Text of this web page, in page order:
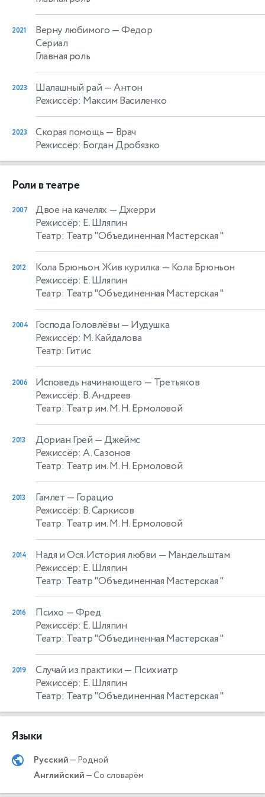
2021 Верну любимого — Федор
Сериал
Главная роль
2023 Шалашный рай — Антон
Режиссёр: Максим Василенко
2023 Скорая помощь — Врач
Режиссёр: Богдан Дробязко
Роли в театре
2007 Двое на качелях — Джерри
Режиссёр: Е. Шляпин
Театр: Театр "Объединенная Мастерская "
2012 Кола Брюньон. Жив курилка — Кола Брюньон
Режиссёр: Е. Шляпин
Театр: Театр "Объединенная Мастерская "
2004 Господа Головлёвы — Иудушка
Режиссёр: М. Кайдалова
Театр: Гитис
2006 Исповедь начинающего — Третьяков
Режиссёр: В. Андреев
Театр: Театр им. М. Н. Ермоловой
2013 Дориан Грей — Джеймс
Режиссёр: А. Сазонов
Театр: Театр им. М. Н. Ермоловой
2013 Гамлет — Горацио
Режиссёр: В. Саркисов
Театр: Театр им. М. Н. Ермоловой
2014 Надя и Ося. История любви — Мандельштам
Режиссёр: Е. Шляпин
Театр: Театр "Объединенная Мастерская "
2016 Психо — Фред
Режиссёр: Е. Шляпин
Театр: Театр "Объединенная Мастерская "
2019 Случай из практики — Психиатр
Режиссёр: Е. Шляпин
Театр: Театр "Объединенная Мастерская "
Языки
Русский— Родной
Английский— Со словарём